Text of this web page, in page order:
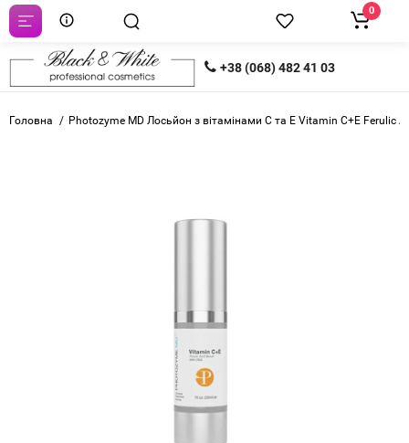
+38 (068) 482 41 03
0
Головна Photozyme MD Лосьйон з вітамінами С та Е Vitamin C+E Ferulic